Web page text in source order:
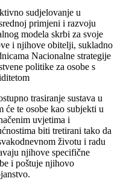
sudjelovanje u
primjeni i razvoju
modela skrbi za svoje
i njihove obitelji, sukladno
Nacionalne strategije
politike za osobe s
trasiranje sustava u
će te osobe kao subjekti u
uvjetima i
biti tretirani tako da
životu i radu
njihove specifične
i poštuje njihovo